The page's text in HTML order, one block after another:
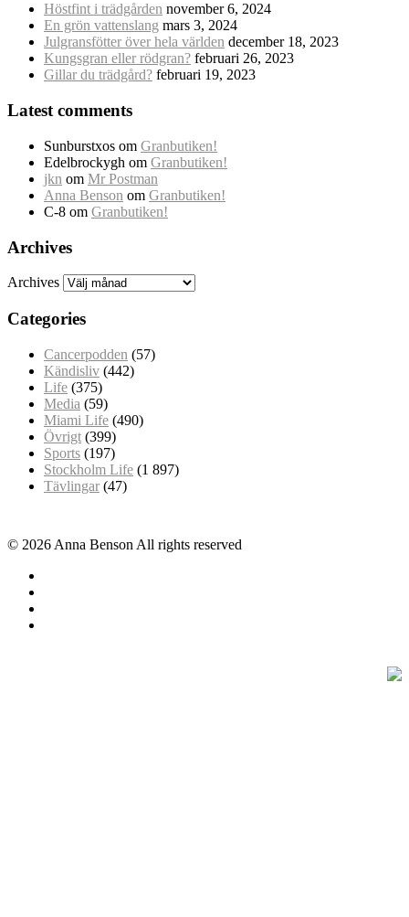
Höstfint i trädgården november 6, 2024
En grön vattenslang mars 3, 2024
Julgransfötter över hela världen december 18, 2023
Kungsgran eller rödgran? februari 26, 2023
Gillar du trädgård? februari 19, 2023
Latest comments
Sunburstxos om Granbutiken!
Edelbrockygh om Granbutiken!
jkn om Mr Postman
Anna Benson om Granbutiken!
C-8 om Granbutiken!
Archives
Archives
Categories
Cancerpodden (57)
Kändisliv (442)
Life (375)
Media (59)
Miami Life (490)
Övrigt (399)
Sports (197)
Stockholm Life (1 897)
Tävlingar (47)
© 2026 Anna Benson All rights reserved